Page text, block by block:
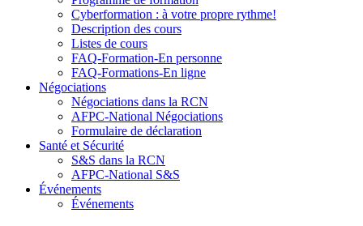
Cyberformation : à votre propre rythme!
Description des cours
Listes de cours
FAQ-Formation-En personne
FAQ-Formations-En ligne
Négociations
Négociations dans la RCN
AFPC-National Négociations
Formulaire de déclaration
Santé et Sécurité
S&S dans la RCN
AFPC-National S&S
Événements
Événements